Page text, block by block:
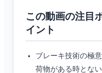
この動画の注目
イント
ブレーキ技術の極
荷物がある時とない